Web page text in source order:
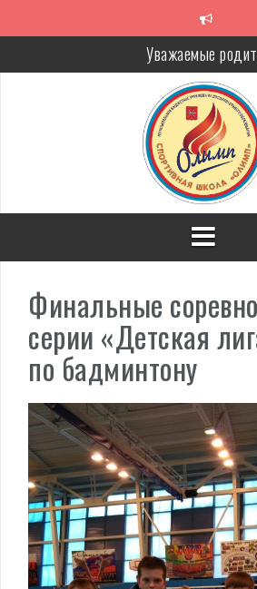
Уважаемые
Алкоголь — путь в
Решение спора без
Проголосуй за объекты
Финальные
серии «Детская
по бадминтону